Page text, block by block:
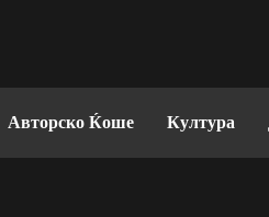
Авторско Ќоше Култура